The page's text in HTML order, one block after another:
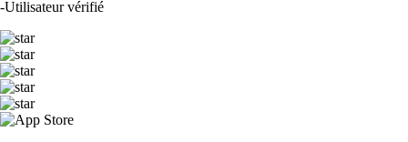
-Utilisateur vérifié